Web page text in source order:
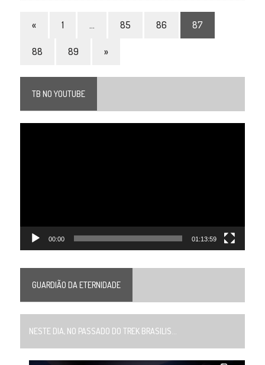
« 1 … 85 86 87
88 89 »
TB NO YOUTUBE
00:00 01:13:59
GUARDIÃO DA ETERNIDADE
NESTE DIA, NO PASSADO DO TREK BRASILIS...